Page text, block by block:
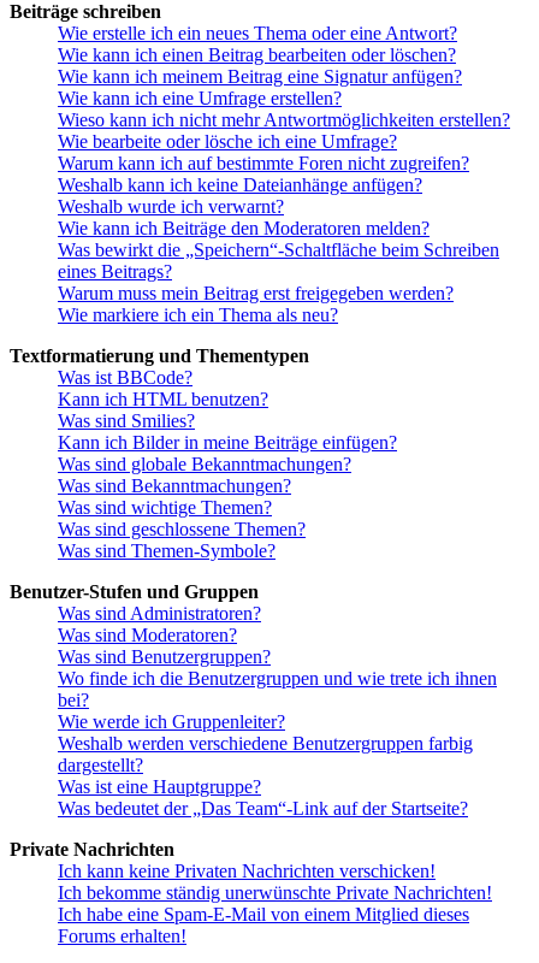
Beiträge schreiben
Wie erstelle ich ein neues Thema oder eine Antwort?
Wie kann ich einen Beitrag bearbeiten oder löschen?
Wie kann ich meinem Beitrag eine Signatur anfügen?
Wie kann ich eine Umfrage erstellen?
Wieso kann ich nicht mehr Antwortmöglichkeiten erstellen?
Wie bearbeite oder lösche ich eine Umfrage?
Warum kann ich auf bestimmte Foren nicht zugreifen?
Weshalb kann ich keine Dateianhänge anfügen?
Weshalb wurde ich verwarnt?
Wie kann ich Beiträge den Moderatoren melden?
Was bewirkt die „Speichern“-Schaltfläche beim Schreiben
eines Beitrags?
Warum muss mein Beitrag erst freigegeben werden?
Wie markiere ich ein Thema als neu?
Textformatierung und Thementypen
Was ist BBCode?
Kann ich HTML benutzen?
Was sind Smilies?
Kann ich Bilder in meine Beiträge einfügen?
Was sind globale Bekanntmachungen?
Was sind Bekanntmachungen?
Was sind wichtige Themen?
Was sind geschlossene Themen?
Was sind Themen-Symbole?
Benutzer-Stufen und Gruppen
Was sind Administratoren?
Was sind Moderatoren?
Was sind Benutzergruppen?
Wo finde ich die Benutzergruppen und wie trete ich ihnen
bei?
Wie werde ich Gruppenleiter?
Weshalb werden verschiedene Benutzergruppen farbig
dargestellt?
Was ist eine Hauptgruppe?
Was bedeutet der „Das Team“-Link auf der Startseite?
Private Nachrichten
Ich kann keine Privaten Nachrichten verschicken!
Ich bekomme ständig unerwünschte Private Nachrichten!
Ich habe eine Spam-E-Mail von einem Mitglied dieses
Forums erhalten!